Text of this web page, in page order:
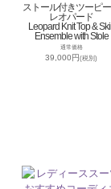
ストール付きツーピ
レオパード
Leopard Knit Top &
Ensemble with Stole
通常価格
39,000円(税別)